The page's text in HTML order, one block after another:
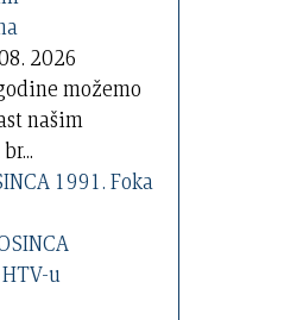
2026
možemo
našim
1991. Foka